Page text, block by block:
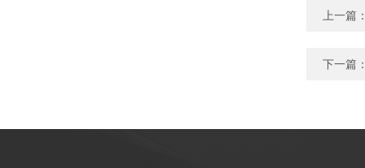
上一篇
下一篇